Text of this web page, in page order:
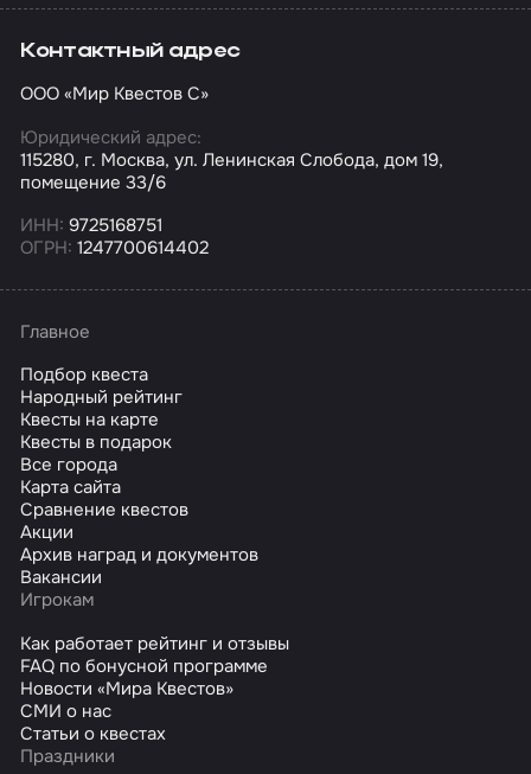
Контактный адрес
ООО «Мир Квестов С»
Юридический адрес:
115280, г. Москва, ул. Ленинская Слобода, дом 19,
помещение 33/6
ИНН: 9725168751
ОГРН: 1247700614402
Главное
Подбор квеста
Народный рейтинг
Квесты на карте
Квесты в подарок
Все города
Карта сайта
Сравнение квестов
Акции
Архив наград и документов
Вакансии
Игрокам
Как работает рейтинг и отзывы
FAQ по бонусной программе
Новости «Мира Квестов»
СМИ о нас
Статьи о квестах
Праздники